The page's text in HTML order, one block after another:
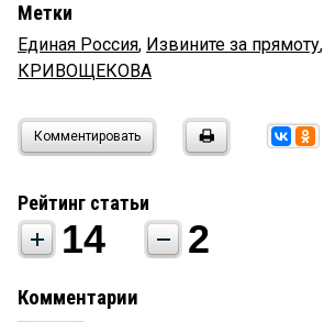
Метки
Единая Россия, Извините за прямоту,
КРИВОЩЕКОВА
Комментировать
Рейтинг статьи
14 2
Комментарии